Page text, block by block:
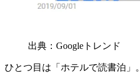
出典：Googleトレンド
ひとつ目は「ホテルで読書泊」。